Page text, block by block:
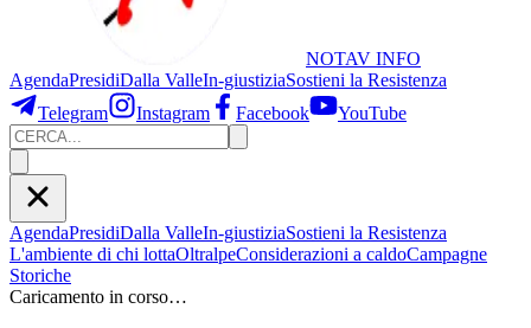
NOTAV INFO
AgendaPresidiDalla ValleIn-giustiziaSostieni la Resistenza
Telegram
Instagram Facebook YouTube
AgendaPresidiDalla ValleIn-giustiziaSostieni la Resistenza
L'ambiente di chi lottaOltralpeConsiderazioni a caldoCampagne
Storiche
Caricamento in corso…